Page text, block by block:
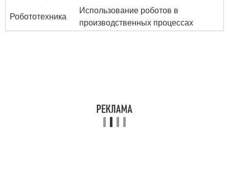
Робототехника
Использование роботов в
производственных процессах